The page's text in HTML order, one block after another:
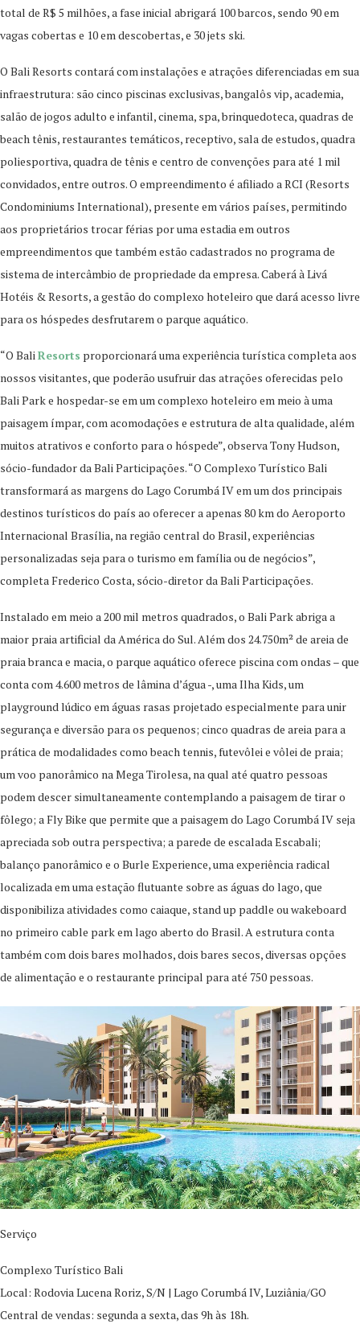
total de R$ 5 milhões, a fase inicial abrigará 100 barcos, sendo 90 em
vagas cobertas e 10 em descobertas, e 30 jets ski.
O Bali Resorts contará com instalações e atrações diferenciadas em sua
infraestrutura: são cinco piscinas exclusivas, bangalôs vip, academia,
salão de jogos adulto e infantil, cinema, spa, brinquedoteca, quadras de
beach tênis, restaurantes temáticos, receptivo, sala de estudos, quadra
poliesportiva, quadra de tênis e centro de convenções para até 1 mil
convidados, entre outros. O empreendimento é afiliado a RCI (Resorts
Condominiums International), presente em vários países, permitindo
aos proprietários trocar férias por uma estadia em outros
empreendimentos que também estão cadastrados no programa de
sistema de intercâmbio de propriedade da empresa. Caberá à Livá
Hotéis & Resorts, a gestão do complexo hoteleiro que dará acesso livre
para os hóspedes desfrutarem o parque aquático.
“O BaliResorts proporcionará uma experiência turística completa aos
nossos visitantes, que poderão usufruir das atrações oferecidas pelo
Bali Park e hospedar-se em um complexo hoteleiro em meio à uma
paisagem ímpar, com acomodações e estrutura de alta qualidade, além
muitos atrativos e conforto para o hóspede”, observa Tony Hudson,
sócio-fundador da Bali Participações. “O Complexo Turístico Bali
transformará as margens do Lago Corumbá IV em um dos principais
destinos turísticos do país ao oferecer a apenas 80 km do Aeroporto
Internacional Brasília, na região central do Brasil, experiências
personalizadas seja para o turismo em família ou de negócios”,
completa Frederico Costa, sócio-diretor da Bali Participações.
Instalado em meio a 200 mil metros quadrados, o Bali Park abriga a
maior praia artificial da América do Sul. Além dos 24.750m² de areia de
praia branca e macia, o parque aquático oferece piscina com ondas – que
conta com 4.600 metros de lâmina d’água -, uma Ilha Kids, um
playground lúdico em águas rasas projetado especialmente para unir
segurança e diversão para os pequenos; cinco quadras de areia para a
prática de modalidades como beach tennis, futevôlei e vôlei de praia;
um voo panorâmico na Mega Tirolesa, na qual até quatro pessoas
podem descer simultaneamente contemplando a paisagem de tirar o
fôlego; a Fly Bike que permite que a paisagem do Lago Corumbá IV seja
apreciada sob outra perspectiva; a parede de escalada Escabali;
balanço panorâmico e o Burle Experience, uma experiência radical
localizada em uma estação flutuante sobre as águas do lago, que
disponibiliza atividades como caiaque, stand up paddle ou wakeboard
no primeiro cable park em lago aberto do Brasil. A estrutura conta
também com dois bares molhados, dois bares secos, diversas opções
de alimentação e o restaurante principal para até 750 pessoas.
Serviço
Complexo Turístico Bali
Local: Rodovia Lucena Roriz, S/N | Lago Corumbá IV, Luziânia/GO
Central de vendas: segunda a sexta, das 9h às 18h.